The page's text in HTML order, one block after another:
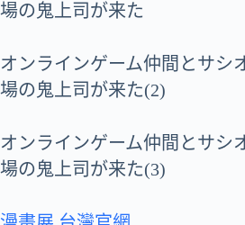
場の鬼上司が来た
オンラインゲーム仲間とサシ
場の鬼上司が来た(2)
オンラインゲーム仲間とサシ
場の鬼上司が来た(3)